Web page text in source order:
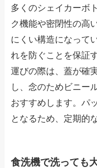
多くのシェイカーボ
ク機能や密閉性の高
にくい構造になって
れを防ぐことを保証
運びの際は、蓋が確
し、念のためビニー
おすすめします。パ
となるため、定期的
食洗機で洗っても